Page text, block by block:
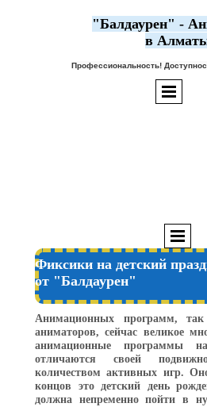
"Балдаурен" -
в
Профессиональность!
Фиксики на детский
от "Балдаурен"
Анимационных программ,
аниматоров, сейчас великое
анимационные программы
отличаются своей
количеством активных игр.
концов это детский день
должна непременно пойти в